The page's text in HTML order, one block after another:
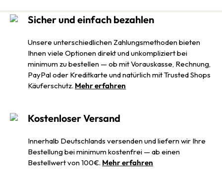
Sicher und einfach bezahlen
Unsere unterschiedlichen Zahlungsmethoden bieten
Ihnen viele Optionen direkt und unkompliziert bei
minimum zu bestellen — ob mit Vorauskasse, Rechnung,
PayPal oder Kreditkarte und natürlich mit Trusted Shops
Käuferschutz. Mehr erfahren
Kostenloser Versand
Innerhalb Deutschlands versenden und liefern wir Ihre
Bestellung bei minimum kostenfrei — ab einen
Bestellwert von 100€. Mehr erfahren